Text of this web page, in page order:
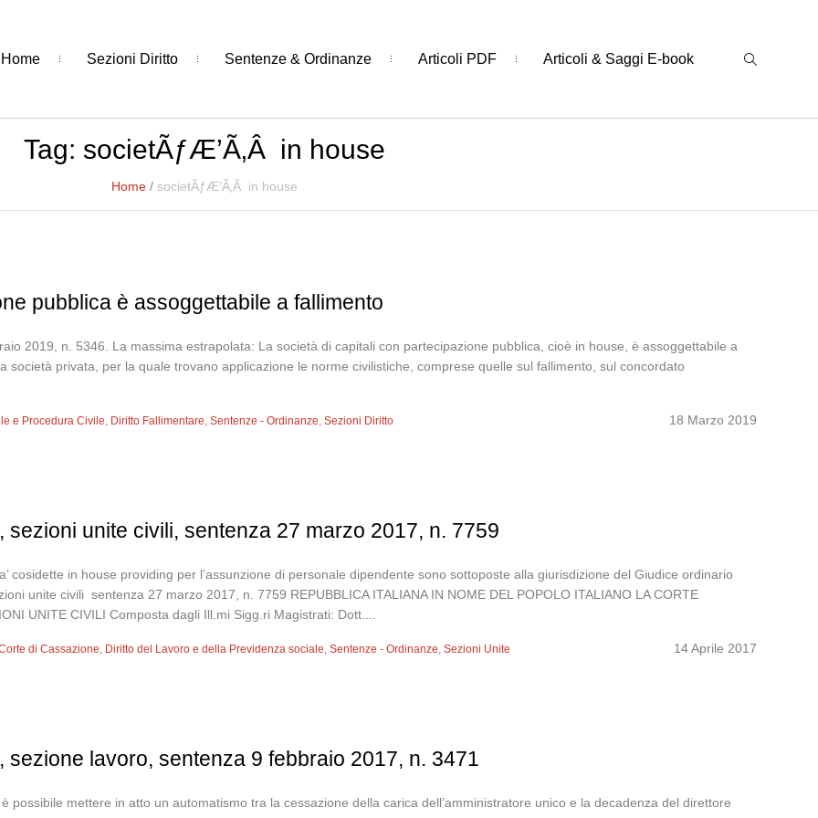
Home Sezioni Diritto Sentenze & Ordinanze Articoli PDF Articoli & Saggi E-book
Tag: societÃƒÆ’Ã‚Â in house
Home / societÃƒÆ’Ã‚Â in house
pubblica è assoggettabile a fallimento
2019, n. 5346. La massima estrapolata: La società di capitali con partecipazione pubblica, cioè in house, è assoggettabile a
privata, per la quale trovano applicazione le norme civilistiche, comprese quelle sul fallimento, sul concordato
18 Marzo 2019
e Procedura Civile, Diritto Fallimentare,Sentenze - Ordinanze,Sezioni Diritto
sezioni unite civili, sentenza 27 marzo 2017, n. 7759
cosidette in house providing per l’assunzione di personale dipendente sono sottoposte alla giurisdizione del Giudice ordinario
unite civili sentenza 27 marzo 2017, n. 7759 REPUBBLICA ITALIANA IN NOME DEL POPOLO ITALIANO LA CORTE
UNITE CIVILI Composta dagli Ill.mi Sigg.ri Magistrati: Dott....
14 Aprile 2017
di Cassazione, Diritto del Lavoro e della Previdenza sociale,Sentenze - Ordinanze,Sezioni Unite
sezione lavoro, sentenza 9 febbraio 2017, n. 3471
possibile mettere in atto un automatismo tra la cessazione della carica dell’amministratore unico e la decadenza del direttore